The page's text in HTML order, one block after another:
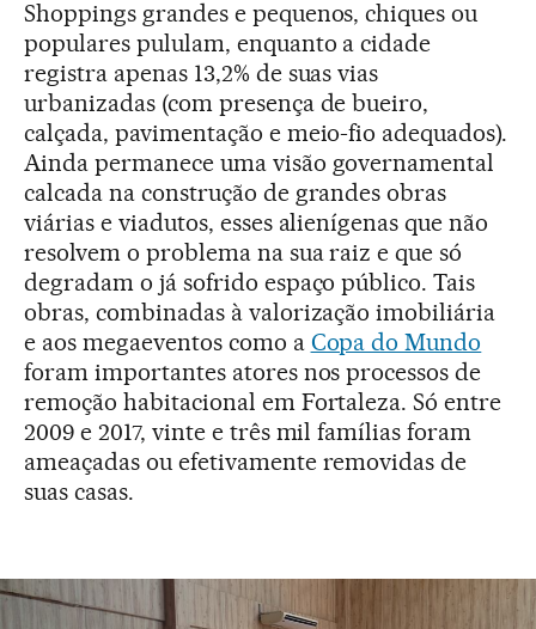
Shoppings grandes e pequenos, chiques ou
populares pululam, enquanto a cidade
registra apenas 13,2% de suas vias
urbanizadas (com presença de bueiro,
calçada, pavimentação e meio-fio adequados).
Ainda permanece uma visão governamental
calcada na construção de grandes obras
viárias e viadutos, esses alienígenas que não
resolvem o problema na sua raiz e que só
degradam o já sofrido espaço público. Tais
obras, combinadas à valorização imobiliária
e aos megaeventos como a Copa do Mundo
foram importantes atores nos processos de
remoção habitacional em Fortaleza. Só entre
2009 e 2017, vinte e três mil famílias foram
ameaçadas ou efetivamente removidas de
suas casas.